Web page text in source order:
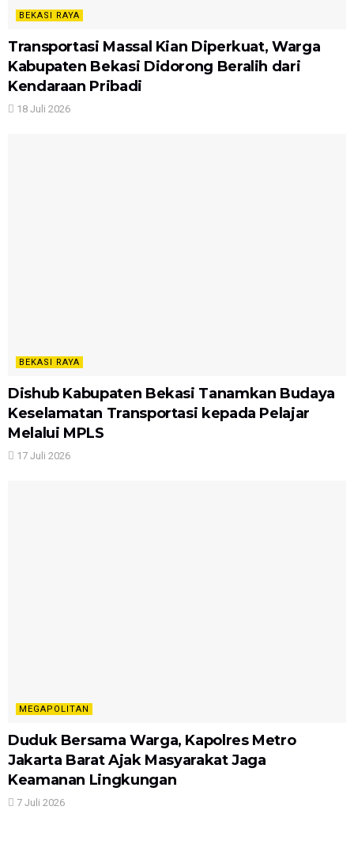
BEKASI RAYA
Transportasi Massal Kian Diperkuat, Warga
Kabupaten Bekasi Didorong Beralih dari
Kendaraan Pribadi
18 Juli 2026
BEKASI RAYA
Dishub Kabupaten Bekasi Tanamkan Budaya
Keselamatan Transportasi kepada Pelajar
Melalui MPLS
17 Juli 2026
MEGAPOLITAN
Duduk Bersama Warga, Kapolres Metro
Jakarta Barat Ajak Masyarakat Jaga
Keamanan Lingkungan
7 Juli 2026